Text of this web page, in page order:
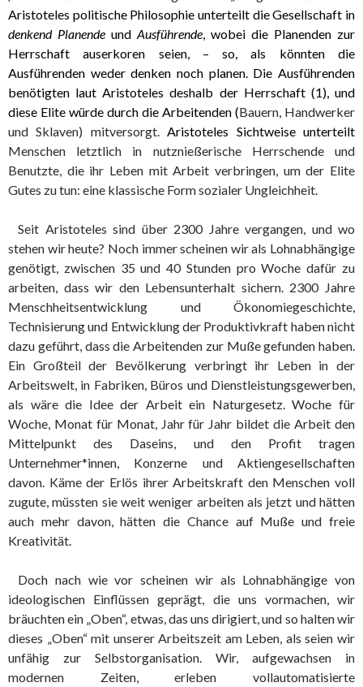
Aristoteles politische Philosophie unterteilt die Gesellschaft in
denkend Planende und Ausführende , wobei die Planenden zur
Herrschaft auserkoren seien, – so, als könnten die
Ausführenden weder denken noch planen. Die Ausführenden
benötigten laut Aristoteles deshalb der Herrschaft (1), und
diese Elite würde durch die Arbeitenden (Bauern, Handwerker
und Sklaven) mitversorgt. Aristoteles Sichtweise unterteilt
Menschen letztlich in nutznießerische Herrschende und
Benutzte, die ihr Leben mit Arbeit verbringen, um der Elite
Gutes zu tun: eine klassische Form sozialer Ungleichheit.
Seit Aristoteles sind über 2300 Jahre vergangen, und wo
stehen wir heute? Noch immer scheinen wir als Lohnabhängige
genötigt, zwischen 35 und 40 Stunden pro Woche dafür zu
arbeiten, dass wir den Lebensunterhalt sichern. 2300 Jahre
Menschheitsentwicklung und Ökonomiegeschichte,
Technisierung und Entwicklung der Produktivkraft haben nicht
dazu geführt, dass die Arbeitenden zur Muße gefunden haben.
Ein Großteil der Bevölkerung verbringt ihr Leben in der
Arbeitswelt, in Fabriken, Büros und Dienstleistungsgewerben,
als wäre die Idee der Arbeit ein Naturgesetz. Woche für
Woche, Monat für Monat, Jahr für Jahr bildet die Arbeit den
Mittelpunkt des Daseins, und den Profit tragen
Unternehmer*innen, Konzerne und Aktiengesellschaften
davon. Käme der Erlös ihrer Arbeitskraft den Menschen voll
zugute, müssten sie weit weniger arbeiten als jetzt und hätten
auch mehr davon, hätten die Chance auf Muße und freie
Kreativität.
Doch nach wie vor scheinen wir als Lohnabhängige von
ideologischen Einflüssen geprägt, die uns vormachen, wir
bräuchten ein „Oben“, etwas, das uns dirigiert, und so halten wir
dieses „Oben“ mit unserer Arbeitszeit am Leben, als seien wir
unfähig zur Selbstorganisation. Wir, aufgewachsen in
modernen Zeiten, erleben vollautomatisierte